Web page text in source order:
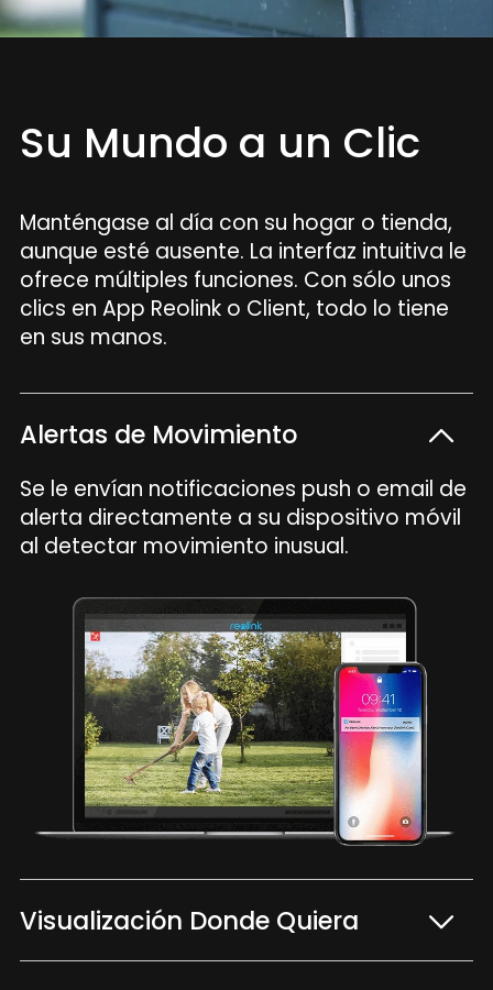
Su Mundo a un Clic
Manténgase al día con su hogar o tienda,
aunque esté ausente. La interfaz intuitiva le
ofrece múltiples funciones. Con sólo unos
clics en App Reolink o Client, todo lo tiene
en sus manos.
Alertas de Movimiento
Se le envían notificaciones push o email de
alerta directamente a su dispositivo móvil
al detectar movimiento inusual.
Visualización Donde Quiera